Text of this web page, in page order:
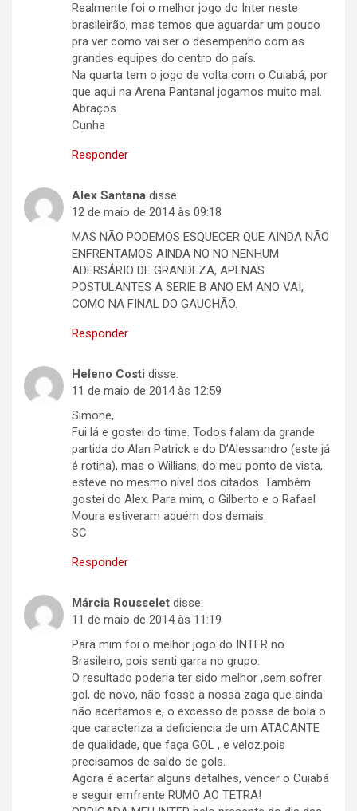
Realmente foi o melhor jogo do Inter neste
brasileirão, mas temos que aguardar um pouco
pra ver como vai ser o desempenho com as
grandes equipes do centro do país.
Na quarta tem o jogo de volta com o Cuiabá, por
que aqui na Arena Pantanal jogamos muito mal.
Abraços
Cunha
Responder
Alex Santana disse:
12 de maio de 2014 às 09:18
MAS NÃO PODEMOS ESQUECER QUE AINDA NÃO
ENFRENTAMOS AINDA NO NO NENHUM
ADERSÁRIO DE GRANDEZA, APENAS
POSTULANTES A SERIE B ANO EM ANO VAI,
COMO NA FINAL DO GAUCHÃO.
Responder
Heleno Costi disse:
11 de maio de 2014 às 12:59
Simone,
Fui lá e gostei do time. Todos falam da grande
partida do Alan Patrick e do D’Alessandro (este já
é rotina), mas o Willians, do meu ponto de vista,
esteve no mesmo nível dos citados. Também
gostei do Alex. Para mim, o Gilberto e o Rafael
Moura estiveram aquém dos demais.
SC
Responder
Márcia Rousselet disse:
11 de maio de 2014 às 11:19
Para mim foi o melhor jogo do INTER no
Brasileiro, pois senti garra no grupo.
O resultado poderia ter sido melhor ,sem sofrer
gol, de novo, não fosse a nossa zaga que ainda
não acertamos e, o excesso de posse de bola o
que caracteriza a deficiencia de um ATACANTE
de qualidade, que faça GOL , e veloz.pois
precisamos de saldo de gols.
Agora é acertar alguns detalhes, vencer o Cuiabá
e seguir emfrente RUMO AO TETRA!